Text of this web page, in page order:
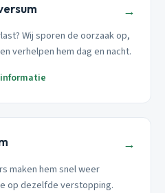
→
Wij sporen de oorzaak op,
verhelpen hem dag en nacht.
→
maken hem snel weer
op dezelfde verstopping.